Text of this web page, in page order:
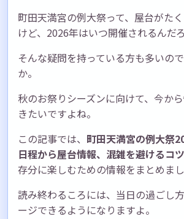
町田天満宮の例大祭って、屋台がた
けど、2026年はいつ開催されるんだ
そんな疑問を持っている方も多いの
か。
秋のお祭りシーズンに向けて、今か
きたいですよね。
この記事では、 町田天満宮の例大祭
日程から屋台情報、混雑を避けるコツ
存分に楽しむための情報をまとめまし
読み終わるころには、当日の過ごし
ージできるようになりますよ。